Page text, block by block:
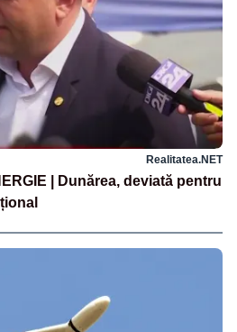
Realitatea.NET
| Dunărea, deviată pentru